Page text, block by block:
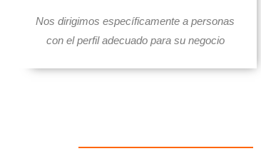
Nos dirigimos específicamente a personas
con el perfil adecuado para su negocio